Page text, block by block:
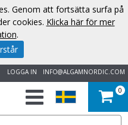
INFO@ALGAMNORDIC.COM
LOGGA IN
0
Genom att fortsätta surfa på
cookies. Klicka här för mer
.